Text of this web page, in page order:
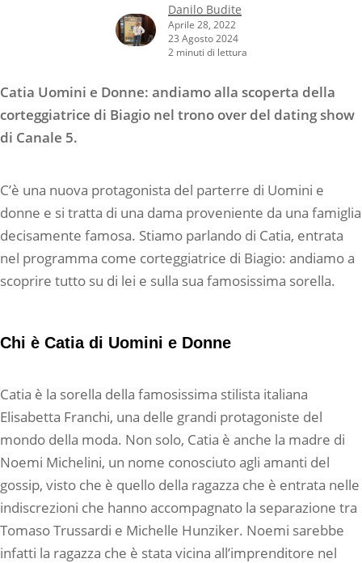
Danilo Budite
Aprile 28, 2022
23 Agosto 2024
2 minuti di lettura
Catia Uomini e Donne: andiamo alla scoperta della
corteggiatrice di Biagio nel trono over del dating show
di Canale 5.
C’è una nuova protagonista del parterre di Uomini e
donne e si tratta di una dama proveniente da una famiglia
decisamente famosa. Stiamo parlando di Catia, entrata
nel programma come corteggiatrice di Biagio: andiamo a
scoprire tutto su di lei e sulla sua famosissima sorella.
Chi è Catia di Uomini e Donne
Catia è la sorella della famosissima stilista italiana
Elisabetta Franchi, una delle grandi protagoniste del
mondo della moda. Non solo, Catia è anche la madre di
Noemi Michelini, un nome conosciuto agli amanti del
gossip, visto che è quello della ragazza che è entrata nelle
indiscrezioni che hanno accompagnato la separazione tra
Tomaso Trussardi e Michelle Hunziker. Noemi sarebbe
infatti la ragazza che è stata vicina all’imprenditore nel